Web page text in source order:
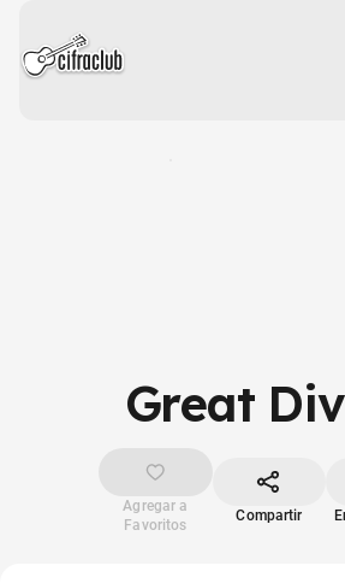
Great
Agregar a
Favoritos
Compartir